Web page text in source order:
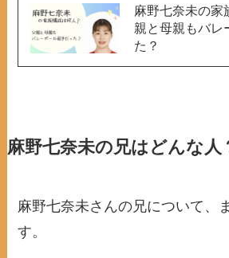
麻野七奈未の家
親と母親もバレ
た？
麻野七奈未の兄はどんな人
麻野七奈未さんの兄について、
す。